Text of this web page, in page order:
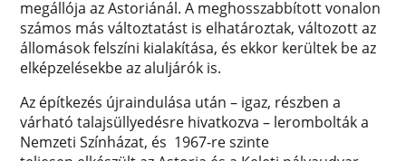
megállója az Astoriánál. A meghosszabbított vonalon
számos más változtatást is elhatároztak, változott az
állomások felszíni kialakítása, és ekkor kerültek be az
elképzelésekbe az aluljárók is.
Az építkezés újraindulása után – igaz, részben a
várható talajsüllyedésre hivatkozva – lerombolták a
Nemzeti Színházat, és 1967-re szinte